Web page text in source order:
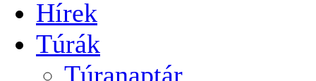
Hírek
Túrák
Túranaptár